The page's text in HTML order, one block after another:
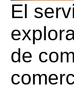
El
de